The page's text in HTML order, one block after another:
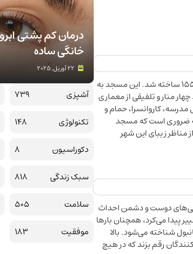
این مسجد به عنوان یکی از مناطق تاریخی کشور ترکیه شناخته می‌شود که در سال‌های ۱۵۵۰ تا ۱۵۵۷ ساخته شد. این مسجد به
منار و تلفیقی از معماری
کاروانسرا، حمام و
ضروری است که مسجد
مناظر زیبای این شهر
دوست و دشمن احداث
پیدا می‌کرد، همچنان بارها
دادند که امروزه با ارتفاع 67 متری نماد استانبول شناخته می‌شود. بالا
رقم بزند که در هیچ
خانگی ساده
آشپزی 739
تکنولوژی
148
دکوراسیون
8
سبک زندگی
818
سلامت
505
موفقیت
183